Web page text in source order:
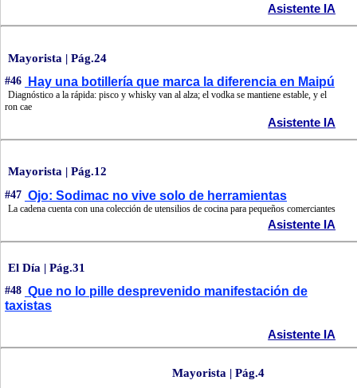
Asistente IA
Mayorista | Pág.24
#46 Hay una botillería que marca la diferencia en Maipú
Diagnóstico a la rápida: pisco y whisky van al alza; el vodka se mantiene estable, y el
ron cae
Asistente IA
Mayorista | Pág.12
#47 Ojo: Sodimac no vive solo de herramientas
La cadena cuenta con una colección de utensilios de cocina para pequeños comerciantes
Asistente IA
El Día | Pág.31
#48 Que no lo pille desprevenido manifestación de
taxistas
Asistente IA
Mayorista | Pág.4